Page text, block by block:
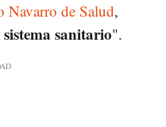
Navarro de Salud,
sanitario".